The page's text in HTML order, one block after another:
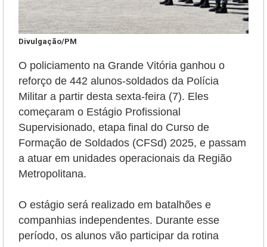
Divulgação/PM
O policiamento na Grande Vitória ganhou o
reforço de 442 alunos-soldados da Polícia
Militar a partir desta sexta-feira (7). Eles
começaram o Estágio Profissional
Supervisionado, etapa final do Curso de
Formação de Soldados (CFSd) 2025, e passam
a atuar em unidades operacionais da Região
Metropolitana.
O estágio será realizado em batalhões e
companhias independentes. Durante esse
período, os alunos vão participar da rotina